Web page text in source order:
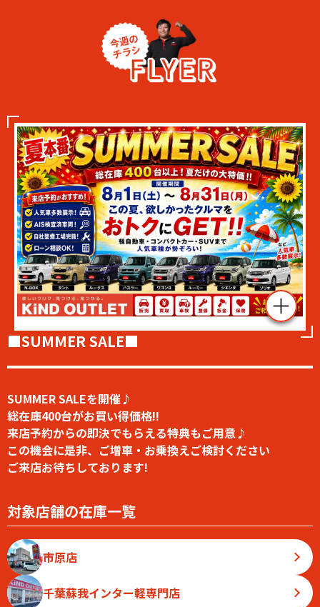
■SUMMER SALE■
SUMMER SALEを開催♪
総在庫400台がお買い得価格!!
来店予約からの即決でもらえる特典もご用意♪
この機会に是非、ご増車・お乗換えご検討ください
ご来店お待ちしております!
対象店舗の在庫一覧
市原店
千葉蘇我インター軽専門店